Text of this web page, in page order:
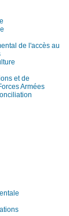
de l'accès au
et de
Armées